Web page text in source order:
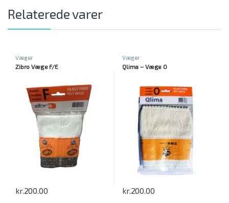
Relaterede varer
Væger
Zibro Væge F/E
kr.200.00
Væger
Qlima – Væge O
kr.200.00